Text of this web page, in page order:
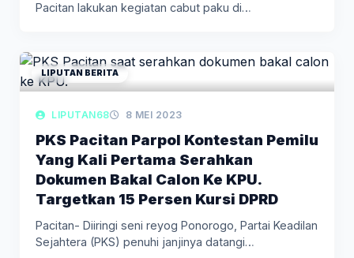
Pacitan lakukan kegiatan cabut paku di…
LIPUTAN BERITA
LIPUTAN68 8 MEI 2023
PKS Pacitan Parpol Kontestan Pemilu
Yang Kali Pertama Serahkan
Dokumen Bakal Calon Ke KPU.
Targetkan 15 Persen Kursi DPRD
Pacitan- Diiringi seni reyog Ponorogo, Partai Keadilan
Sejahtera (PKS) penuhi janjinya datangi…